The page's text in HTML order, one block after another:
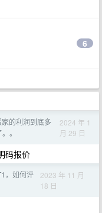
6
家的利润到底多
。
2024 年 1
月 29 日
码报价
，如何评
2023 年 11 月
18 日